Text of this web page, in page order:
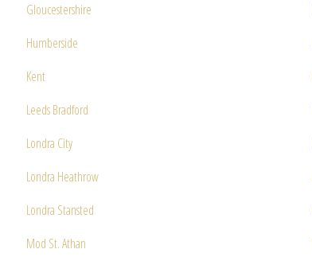
Gloucestershire
Humberside
Kent
Leeds Bradford
Londra City
Londra Heathrow
Londra Stansted
Mod St. Athan